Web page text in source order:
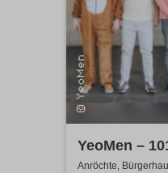
YeoMen –
Anröchte,